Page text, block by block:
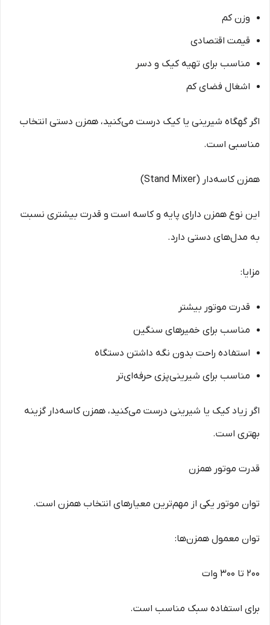
وزن کم
قیمت اقتصادی
مناسب برای تهیه کیک و دسر
اشغال فضای کم
اگر گهگاه شیرینی یا کیک درست می‌کنید، همزن دستی انتخاب
مناسبی است.
همزن کاسه‌دار (Stand Mixer)
این نوع همزن دارای پایه و کاسه است و قدرت بیشتری نسبت
به مدل‌های دستی دارد.
مزایا:
قدرت موتور بیشتر
مناسب برای خمیرهای سنگین
استفاده راحت بدون نگه داشتن دستگاه
مناسب برای شیرینی‌پزی حرفه‌ای‌تر
اگر زیاد کیک یا شیرینی درست می‌کنید، همزن کاسه‌دار گزینه
بهتری است.
قدرت موتور همزن
توان موتور یکی از مهم‌ترین معیارهای انتخاب همزن است.
توان معمول همزن‌ها:
200 تا 300 وات
برای استفاده سبک مناسب است.